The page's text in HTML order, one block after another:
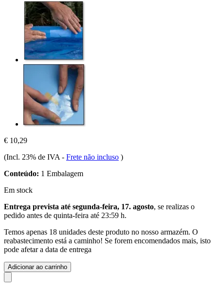
€ 10,29
(Incl. 23% de IVA - Frete não incluso )
Conteúdo: 1 Embalagem
Em stock
Entrega prevista até segunda-feira, 17. agosto, se realizas o
pedido antes de quinta-feira até 23:59 h.
Temos apenas 18 unidades deste produto no nosso armazém. O
reabastecimento está a caminho! Se forem encomendados mais, isto
pode afetar a data de entrega
Adicionar ao carrinho